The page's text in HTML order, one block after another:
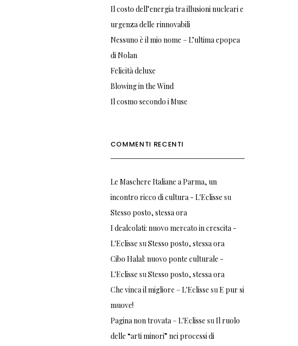
Il costo dell’energia tra illusioni nucleari e
urgenza delle rinnovabili
Nessuno è il mio nome – L’ultima epopea
di Nolan
Felicità deluxe
Blowing in the Wind
Il cosmo secondo i Muse
COMMENTI RECENTI
Le Maschere Italiane a Parma, un
incontro ricco di cultura - L'Eclisse su
Stesso posto, stessa ora
I dealcolati: nuovo mercato in crescita -
L'Eclisse suStesso posto, stessa ora
Cibo Halal: nuovo ponte culturale -
L'Eclisse suStesso posto, stessa ora
Che vinca il migliore – L'Eclisse suE pur si
muove!
Pagina non trovata – L'Eclisse suIl ruolo
delle “arti minori” nei processi di